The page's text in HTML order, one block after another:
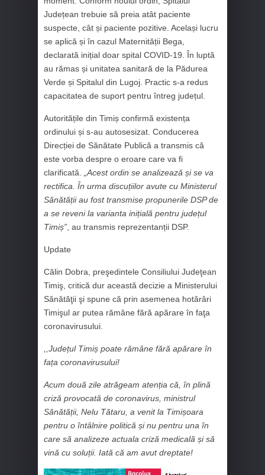
Județean trebuie să preia atât paciente
suspecte, cât și paciente pozitive. Același lucru
se aplică și în cazul Maternității Bega,
declarată inițial doar spital COVID-19. În luptă
au rămas și unitatea sanitară de la Pădurea
Verde și Spitalul din Lugoj. Practic s-a redus
capacitatea de suport pentru întreg județul.
Autoritățile din Timiș confirmă existența
ordinului și s-au autosesizat. Conducerea
Direcției de Sănătate Publică a transmis că
este vorba despre o eroare care va fi
clarificată.
„Acest ordin se analizează și se va
rectifica. În urma discuțiilor avute cu Ministerul
Sănătății au fost transmise propunerile DSP de
a se reveni la varianta inițială pentru județul
Timiș” , au transmis reprezentanții DSP.
Update
Călin Dobra, preşedintele Consiliului Judeţean
Timiş, critică dur această decizie a Ministerului
Sănătăţii şi spune că prin asemenea hotărâri
Timişul ar putea rămâne fără apărare în faţa
coronavirusului.
,,Județul Timiș poate rămâne fără apărare în
fața coronavirusului!
Acum două zile atrăgeam atenția că, în plină
criză provocată de coronavirus, ministrul
Sănătății, Nelu Tătaru, a venit la Timișoara
pentru o întâlnire politică și nu pentru una în
care să analizeze actuala criză medicală și să
vină cu soluții. Iată că am avut dreptate!